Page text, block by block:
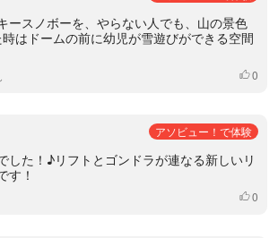
ースノボーを、やらない人でも、山の景色
はドームの前に幼児が雪遊びができる空間
いいね
0
アソビュー！で体験
した！♪リフトとゴンドラが連なる新しいリ
す！
いいね
0